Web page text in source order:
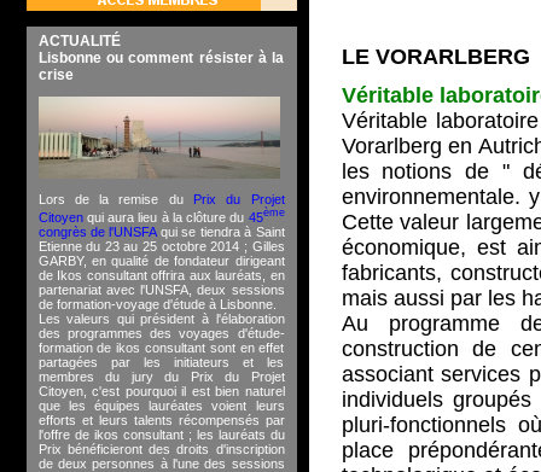
ACTUALITÉ
Lisbonne ou comment résister à la
crise
Lors de la remise du Prix du Projet
Citoyenqui aura lieu à la clôture du 45ème
congrès de l'UNSFAqui se tiendra à Saint
Etienne du 23 au 25 octobre 2014 ; Gilles
GARBY, en qualité de fondateur dirigeant
de Ikos consultant offrira aux lauréats, en
partenariat avec l'UNSFA, deux sessions
de formation-voyage d'étude à Lisbonne.
Les valeurs qui président à l'élaboration
des programmes des voyages d'étude-
formation de ikos consultant sont en effet
partagées par les initiateurs et les
membres du jury du Prix du Projet
Citoyen, c'est pourquoi il est bien naturel
que les équipes lauréates voient leurs
efforts et leurs talents récompensés par
l'offre de ikos consultant ; les lauréats du
Prix bénéficieront des droits d'inscription
de deux personnes à l'une des sessions
LE VORARLBERG
Véritable
Véritable
Vorarlberg en
les notions de "
environnementale.
Cette valeur
économique, est
fabricants,
mais aussi par les
Au programme
construction de
associant services
individuels
pluri-fonctionnels
place